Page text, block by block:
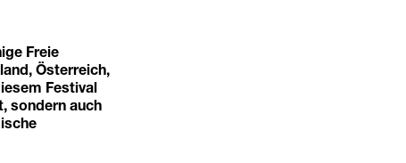
Freie
Österreich,
Festival
sondern auch